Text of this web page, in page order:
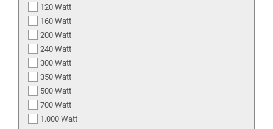
@
4
OHM
120 Watt
160 Watt
200 Watt
240 Watt
300 Watt
350 Watt
500 Watt
700 Watt
1.000 Watt